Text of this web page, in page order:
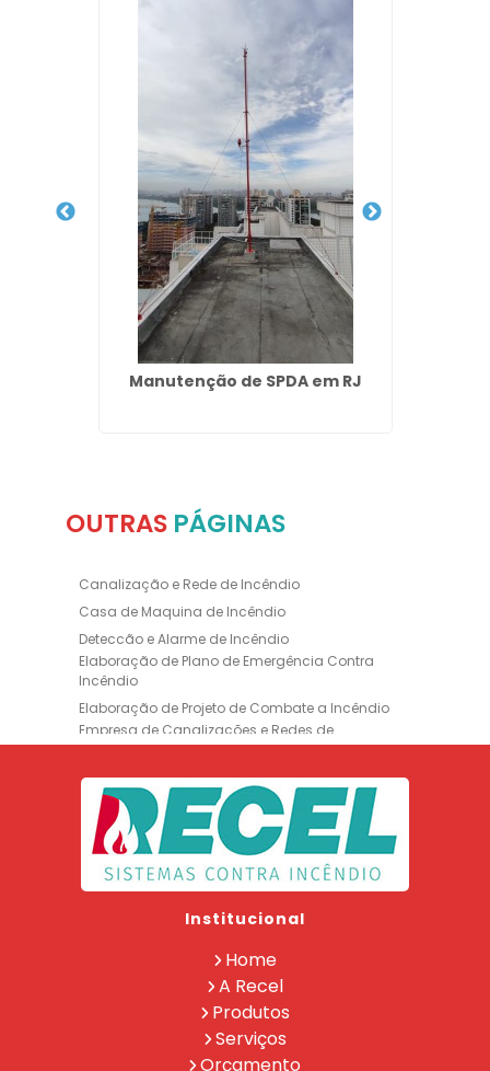
Manutenção de SPDA em RJ
OUTRAS PÁGINAS
Canalização e Rede de Incêndio
Casa de Maquina de Incêndio
Deteccão e Alarme de Incêndio
Elaboração de Plano de Emergência Contra
Incêndio
Elaboração de Projeto de Combate a Incêndio
Empresa de Canalizações e Redes de
Incêndio
Empresa de Extintores
Empresa de Formação de Brigada
Empresa de Instalação de Luminária de
Emergência
Empresa de Instalação de para Raio
Empresa de Manutenção de Extintores
Empresa de Projeto de Segurança Contra
Empresa de Recarga de Extintores
Empresa de Treinamento de Brigada
Extintor Co2 6 Kg
Institucional
Home
A Recel
Produtos
Serviços
Orçamento